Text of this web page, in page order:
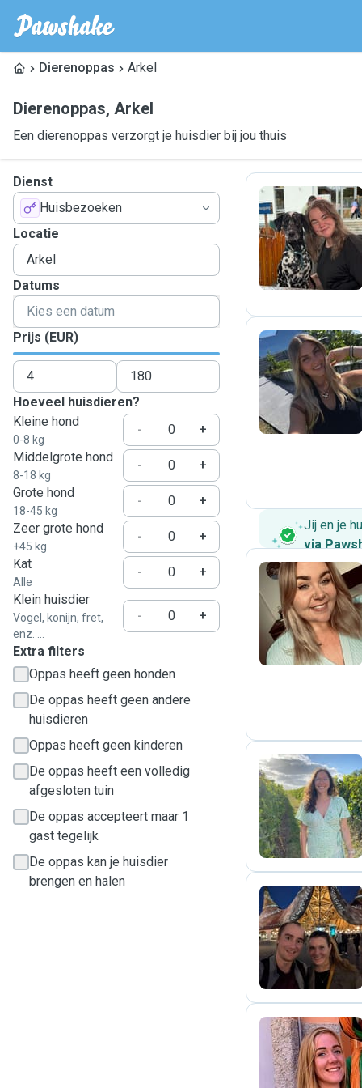
Dierenoppas Arkel
Dierenoppas, Arkel
Een dierenoppas verzorgt je huisdier bij jou thuis
Dienst
Huisbezoeken
Locatie
Datums
Prijs (EUR)
Hoeveel huisdieren?
Kleine hond
0-8 kg
-
+
Middelgrote hond
8-18 kg
-
+
Grote hond
18-45 kg
-
+
Zeer grote hond
+45 kg
-
+
Kat
Alle
-
+
Klein huisdier
Vogel, konijn, fret,
enz. ...
- +
Extra filters
Oppas heeft geen honden
De oppas heeft geen andere
huisdieren
Oppas heeft geen kinderen
De oppas heeft een volledig
afgesloten tuin
De oppas accepteert maar 1
gast tegelijk
De oppas kan je huisdier
brengen en halen
L
J
Jij en je
via
F
J
V
K